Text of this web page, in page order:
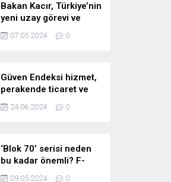
Bakan Kacır, Türkiye’nin
yeni uzay görevi ve
bilim misyonunu
açıkladı! İşte detaylar…
07.05.2024 0
Güven Endeksi hizmet,
perakende ticaret ve
inşaat sektörlerinde
düştü
24.06.2024 0
‘Blok 70’ serisi neden
bu kadar önemli? F-
16’larla ilgili merak
09.05.2024 0